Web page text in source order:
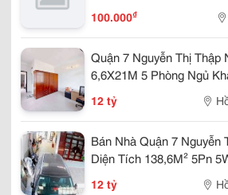
100.000₫
Quận 7 Nguyễn Thị Thập
6,6X21M 5 Phòng Ngủ
12 tỷ
Bán Nhà Quận 7 Nguyễn
Diện Tích 138,6M² 5Pn
12 tỷ